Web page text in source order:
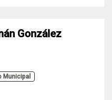
González
Municipal